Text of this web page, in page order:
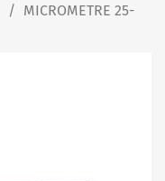
MICROMETRE 25-